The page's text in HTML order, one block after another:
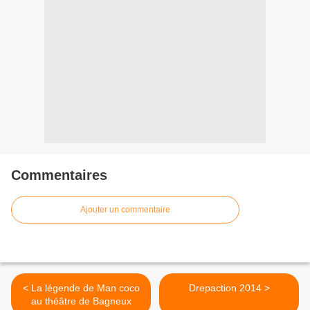
Commentaires
Ajouter un commentaire
< La légende de Man coco
au théâtre de Bagneux
Drepaction 2014 >